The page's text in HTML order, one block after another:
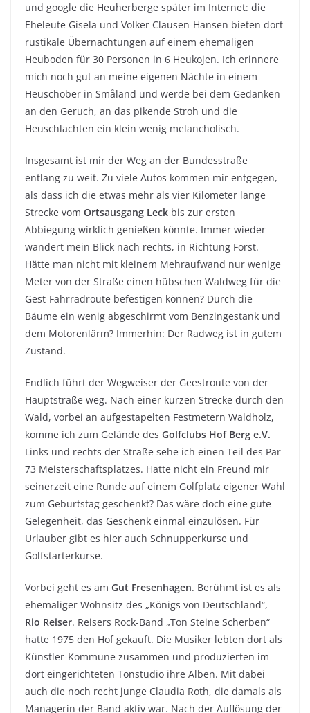
und google die Heuherberge später im Internet: die
Eheleute Gisela und Volker Clausen-Hansen bieten dort
rustikale Übernachtungen auf einem ehemaligen
Heuboden für 30 Personen in 6 Heukojen. Ich erinnere
mich noch gut an meine eigenen Nächte in einem
Heuschober in Småland und werde bei dem Gedanken
an den Geruch, an das pikende Stroh und die
Heuschlachten ein klein wenig melancholisch.
Insgesamt ist mir der Weg an der Bundesstraße
entlang zu weit. Zu viele Autos kommen mir entgegen,
als dass ich die etwas mehr als vier Kilometer lange
Strecke vom Ortsausgang Leck bis zur ersten
Abbiegung wirklich genießen könnte. Immer wieder
wandert mein Blick nach rechts, in Richtung Forst.
Hätte man nicht mit kleinem Mehraufwand nur wenige
Meter von der Straße einen hübschen Waldweg für die
Gest-Fahrradroute befestigen können? Durch die
Bäume ein wenig abgeschirmt vom Benzingestank und
dem Motorenlärm? Immerhin: Der Radweg ist in gutem
Zustand.
Endlich führt der Wegweiser der Geestroute von der
Hauptstraße weg. Nach einer kurzen Strecke durch den
Wald, vorbei an aufgestapelten Festmetern Waldholz,
komme ich zum Gelände des Golfclubs Hof Berg e.V.
Links und rechts der Straße sehe ich einen Teil des Par
73 Meisterschaftsplatzes. Hatte nicht ein Freund mir
seinerzeit eine Runde auf einem Golfplatz eigener Wahl
zum Geburtstag geschenkt? Das wäre doch eine gute
Gelegenheit, das Geschenk einmal einzulösen. Für
Urlauber gibt es hier auch Schnupperkurse und
Golfstarterkurse.
Vorbei geht es am Gut Fresenhagen. Berühmt ist es als
ehemaliger Wohnsitz des „Königs von Deutschland“,
Rio Reiser. Reisers Rock-Band „Ton Steine Scherben“
hatte 1975 den Hof gekauft. Die Musiker lebten dort als
Künstler-Kommune zusammen und produzierten im
dort eingerichteten Tonstudio ihre Alben. Mit dabei
auch die noch recht junge Claudia Roth, die damals als
Managerin der Band aktiv war. Nach der Auflösung der